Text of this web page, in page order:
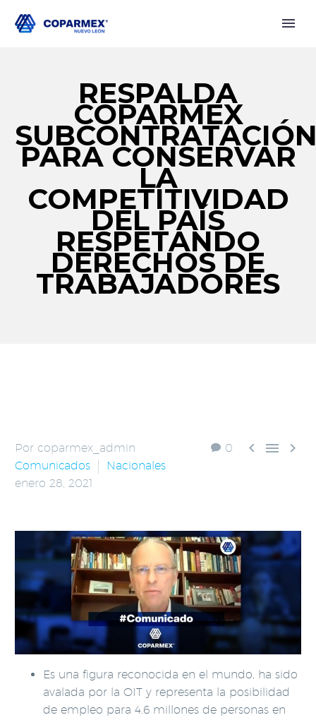
RESPALDA
COPARMEX
PARA CONSERVAR
LA
COMPETITIVIDAD
DEL PAÍS
RESPETANDO
DERECHOS DE
TRABAJADORES
0   
Por coparmex_admin
Comunicados
Nacionales
enero 28, 2021
Es una figura reconocida en el mundo, ha sido
avalada por la OIT y representa la posibilidad
de empleo para 4.6 millones de personas en